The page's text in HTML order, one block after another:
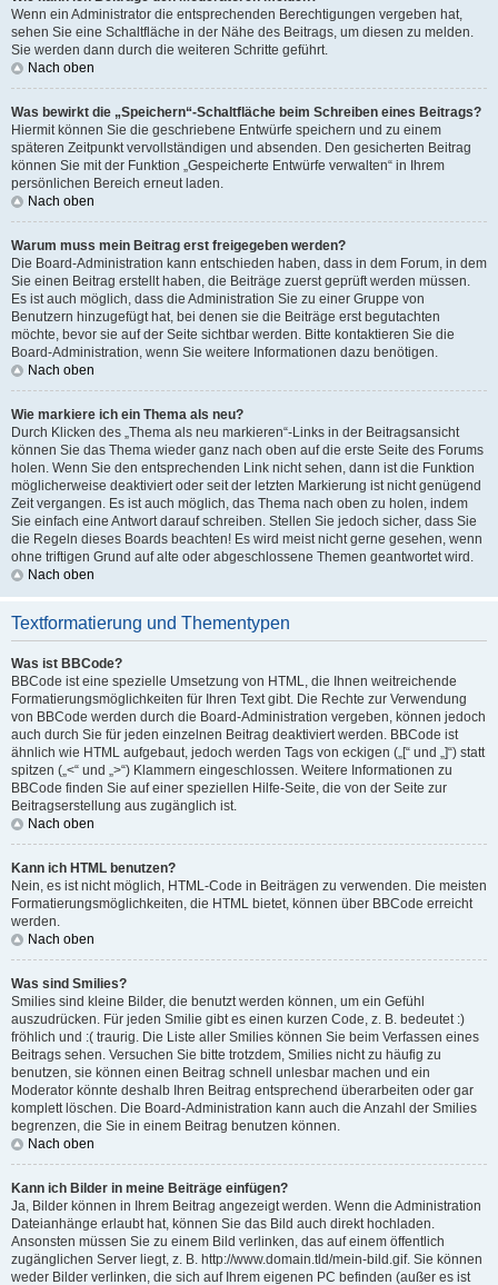
Wenn ein Administrator die entsprechenden Berechtigungen vergeben hat,
sehen Sie eine Schaltfläche in der Nähe des Beitrags, um diesen zu melden.
Sie werden dann durch die weiteren Schritte geführt.
Nach oben
Was bewirkt die „Speichern“-Schaltfläche beim Schreiben eines Beitrags?
Hiermit können Sie die geschriebene Entwürfe speichern und zu einem
späteren Zeitpunkt vervollständigen und absenden. Den gesicherten Beitrag
können Sie mit der Funktion „Gespeicherte Entwürfe verwalten“ in Ihrem
persönlichen Bereich erneut laden.
Nach oben
Warum muss mein Beitrag erst freigegeben werden?
Die Board-Administration kann entschieden haben, dass in dem Forum, in dem
Sie einen Beitrag erstellt haben, die Beiträge zuerst geprüft werden müssen.
Es ist auch möglich, dass die Administration Sie zu einer Gruppe von
Benutzern hinzugefügt hat, bei denen sie die Beiträge erst begutachten
möchte, bevor sie auf der Seite sichtbar werden. Bitte kontaktieren Sie die
Board-Administration, wenn Sie weitere Informationen dazu benötigen.
Nach oben
Wie markiere ich ein Thema als neu?
Durch Klicken des „Thema als neu markieren“-Links in der Beitragsansicht
können Sie das Thema wieder ganz nach oben auf die erste Seite des Forums
holen. Wenn Sie den entsprechenden Link nicht sehen, dann ist die Funktion
möglicherweise deaktiviert oder seit der letzten Markierung ist nicht genügend
Zeit vergangen. Es ist auch möglich, das Thema nach oben zu holen, indem
Sie einfach eine Antwort darauf schreiben. Stellen Sie jedoch sicher, dass Sie
die Regeln dieses Boards beachten! Es wird meist nicht gerne gesehen, wenn
ohne triftigen Grund auf alte oder abgeschlossene Themen geantwortet wird.
Nach oben
Textformatierung und Thementypen
Was ist BBCode?
BBCode ist eine spezielle Umsetzung von HTML, die Ihnen weitreichende
Formatierungsmöglichkeiten für Ihren Text gibt. Die Rechte zur Verwendung
von BBCode werden durch die Board-Administration vergeben, können jedoch
auch durch Sie für jeden einzelnen Beitrag deaktiviert werden. BBCode ist
ähnlich wie HTML aufgebaut, jedoch werden Tags von eckigen („[“ und „]“) statt
spitzen („<“ und „>“) Klammern eingeschlossen. Weitere Informationen zu
BBCode finden Sie auf einer speziellen Hilfe-Seite, die von der Seite zur
Beitragserstellung aus zugänglich ist.
Nach oben
Kann ich HTML benutzen?
Nein, es ist nicht möglich, HTML-Code in Beiträgen zu verwenden. Die meisten
Formatierungsmöglichkeiten, die HTML bietet, können über BBCode erreicht
werden.
Nach oben
Was sind Smilies?
Smilies sind kleine Bilder, die benutzt werden können, um ein Gefühl
auszudrücken. Für jeden Smilie gibt es einen kurzen Code, z. B. bedeutet :)
fröhlich und :( traurig. Die Liste aller Smilies können Sie beim Verfassen eines
Beitrags sehen. Versuchen Sie bitte trotzdem, Smilies nicht zu häufig zu
benutzen, sie können einen Beitrag schnell unlesbar machen und ein
Moderator könnte deshalb Ihren Beitrag entsprechend überarbeiten oder gar
komplett löschen. Die Board-Administration kann auch die Anzahl der Smilies
begrenzen, die Sie in einem Beitrag benutzen können.
Nach oben
Kann ich Bilder in meine Beiträge einfügen?
Ja, Bilder können in Ihrem Beitrag angezeigt werden. Wenn die Administration
Dateianhänge erlaubt hat, können Sie das Bild auch direkt hochladen.
Ansonsten müssen Sie zu einem Bild verlinken, das auf einem öffentlich
zugänglichen Server liegt, z. B. http://www.domain.tld/mein-bild.gif. Sie können
weder Bilder verlinken, die sich auf Ihrem eigenen PC befinden (außer es ist